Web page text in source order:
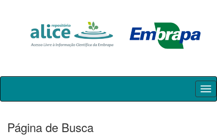
Skip
Página de Busca